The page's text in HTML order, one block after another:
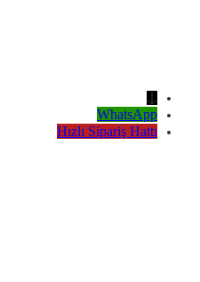
↓
WhatsApp
Hızlı Sipariş Hattı